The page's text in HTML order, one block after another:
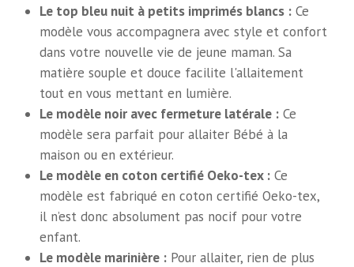
Le top bleu nuit à petits imprimés blancs : Ce
modèle vous accompagnera avec style et confort
dans votre nouvelle vie de jeune maman. Sa
matière souple et douce facilite l'allaitement
tout en vous mettant en lumière.
Le modèle noir avec fermeture latérale : Ce
modèle sera parfait pour allaiter Bébé à la
maison ou en extérieur.
Le modèle en coton certifié Oeko-tex : Ce
modèle est fabriqué en coton certifié Oeko-tex,
il n’est donc absolument pas nocif pour votre
enfant.
Le modèle marinière : Pour allaiter, rien de plus